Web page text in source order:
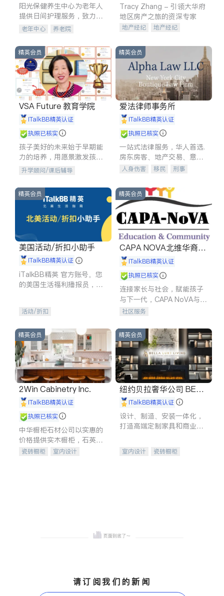
阳光保健养生中心为老年人
提供日间护理服务，致力于
通过持续的护理创新来有效
老年中心 养老院
Tracy Zhang - 引领大华府
地区房产之旅的资深专家
地产经纪
地产经纪
商铺租售
精英会员
VSA Future 教育学院
iTalkBB精英认证
执照已核实
孩子美好的未来始于早期能
力的培养，用愿景激发孩子
的学习潜力和动力。理念：
拥有成长型心态是成功的基
石。
升学顾问/课后辅导
精英会员
爱法律师事务所
iTalkBB精英认证
执照已核实
一站式法律服务，华人首选.
房东房客、地产交易、意外
伤害、车祸重伤、商业诉
建筑合同、刑事案件全包办
人身伤害 移民
刑事
信托/遗嘱
商业
索赔
律师-其它 保释
精英会员
美国活动/折扣小助手
iTalkBB精英认证
iTalkBB精英 官方账号。您
的美国生活福利播报员，精
专属福利。
活动/折扣
精英会员
CAPA NOVA北维华裔家
长会iTalkBB精英认证
执照已核实
连接家长与社会，赋能孩子
与下一代，CAPA NoVA与您
携手建设包容、公平、充满
社区服务
精英会员
2Win Cabinetry Inc.
iTalkBB精英认证
执照已核实
中华橱柜石材公司以实惠的
价格提供实木橱柜，石英石
台面，多种优质不锈钢水
瓷砖橱柜
室内设计
精英会员
纽约贝拉奢华公司 BELL
A LUXE
iTalkBB精英认证
设计、制造、安装一体化，
打造高端定制家具和商业空
室内设计
瓷砖橱柜
请订阅我们的新闻